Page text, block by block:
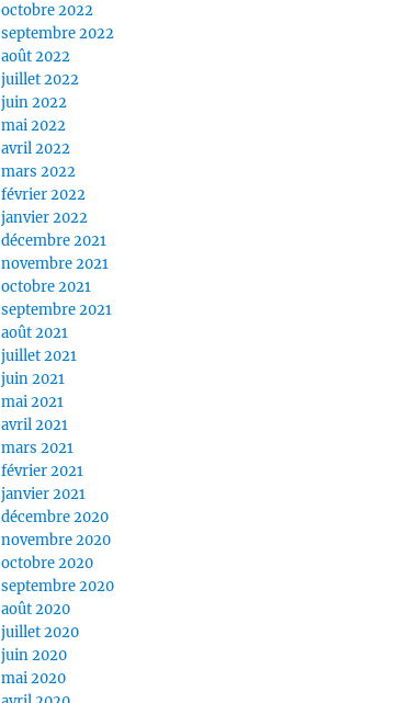
octobre 2022
septembre 2022
août 2022
juillet 2022
juin 2022
mai 2022
avril 2022
mars 2022
février 2022
janvier 2022
décembre 2021
novembre 2021
octobre 2021
septembre 2021
août 2021
juillet 2021
juin 2021
mai 2021
avril 2021
mars 2021
février 2021
janvier 2021
décembre 2020
novembre 2020
octobre 2020
septembre 2020
août 2020
juillet 2020
juin 2020
mai 2020